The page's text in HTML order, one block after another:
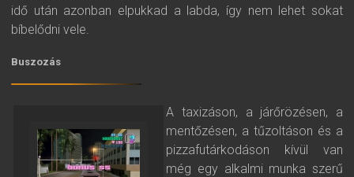
idő után azonban elpukkad a labda, így nem lehet sokat
bíbelődni vele.
Buszozás
A taxizáson, a járőrözésen, a
mentőzésen, a tűzoltáson és a
pizzafutárkodáson kívül van
még egy alkalmi munka szerű